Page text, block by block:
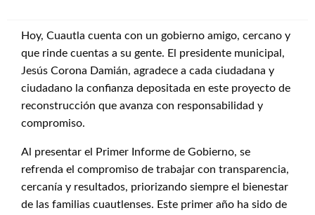
Hoy, Cuautla cuenta con un gobierno amigo, cercano y
que rinde cuentas a su gente. El presidente municipal,
Jesús Corona Damián, agradece a cada ciudadana y
ciudadano la confianza depositada en este proyecto de
reconstrucción que avanza con responsabilidad y
compromiso.
Al presentar el Primer Informe de Gobierno, se
refrenda el compromiso de trabajar con transparencia,
cercanía y resultados, priorizando siempre el bienestar
de las familias cuautlenses. Este primer año ha sido de